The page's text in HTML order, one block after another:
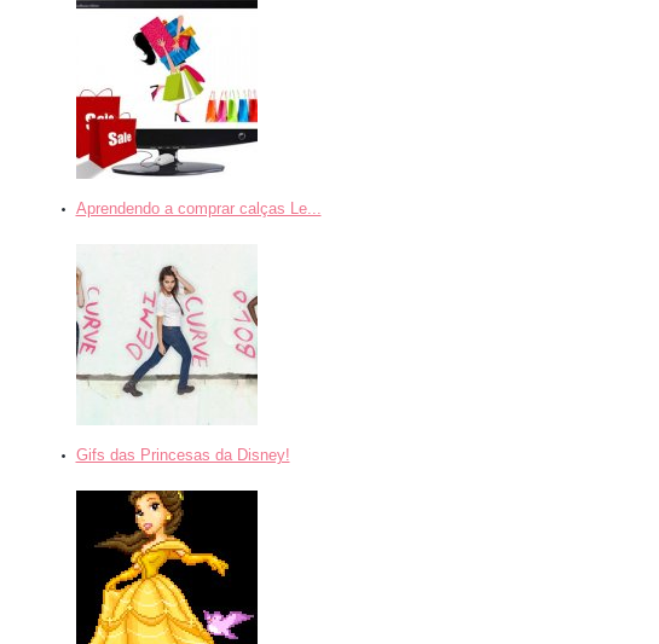
Aprendendo a comprar calças Le...
Gifs das Princesas da Disney!